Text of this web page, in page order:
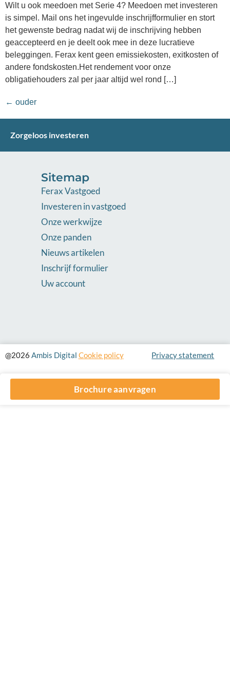
Wilt u ook meedoen met Serie 4? Meedoen met investeren
is simpel. Mail ons het ingevulde inschrijfformulier en stort
het gewenste bedrag nadat wij de inschrijving hebben
geaccepteerd en je deelt ook mee in deze lucratieve
beleggingen. Ferax kent geen emissiekosten, exitkosten of
andere fondskosten.Het rendement voor onze
obligatiehouders zal per jaar altijd wel rond […]
← ouder
Zorgeloos investeren
Sitemap
Ferax Vastgoed
Investeren in vastgoed
Onze werkwijze
Onze panden
Nieuws artikelen
Inschrijf formulier
Uw account
@2026 Ambis Digital Cookie policy Privacy statement
Brochure aanvragen